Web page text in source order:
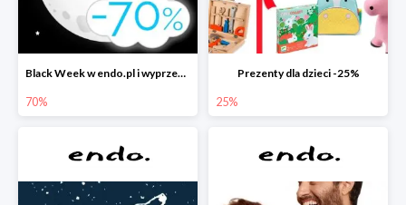
Black Week w endo.pl i wyprzedaże do -70&
70%
Prezenty dla dzieci -25%
25%